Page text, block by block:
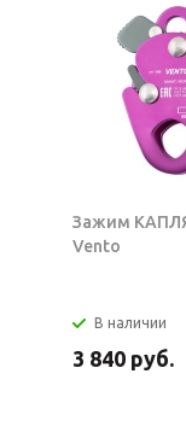
Зажим
Vento
В наличии
3 840 руб.